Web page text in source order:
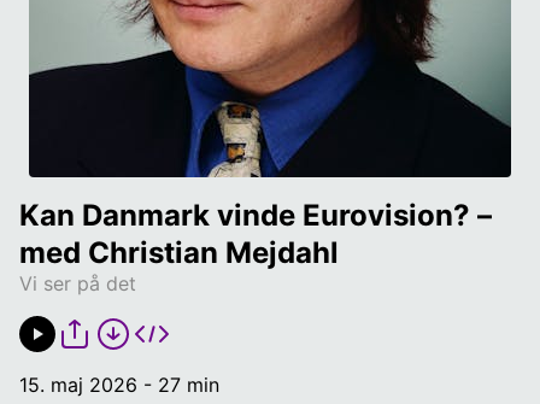
Vi ser på det
Kan Danmark vinde Eurovision? –
med Christian Mejdahl
15. maj 2026 - 27 min